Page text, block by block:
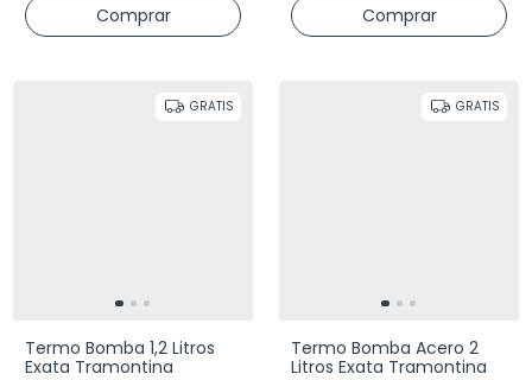
GRATIS
Termo Bomba 1,2 Litros
Exata Tramontina
GRATIS
Termo Bomba Acero 2
Litros Exata Tramontina